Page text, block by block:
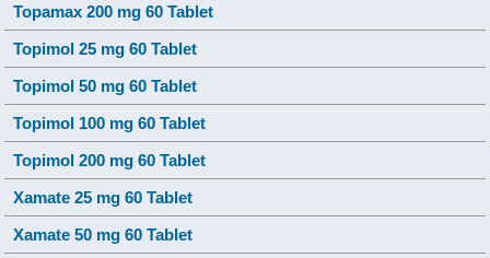
Topamax 200 mg 60 Tablet
Topimol 25 mg 60 Tablet
Topimol 50 mg 60 Tablet
Topimol 100 mg 60 Tablet
Topimol 200 mg 60 Tablet
Xamate 25 mg 60 Tablet
Xamate 50 mg 60 Tablet